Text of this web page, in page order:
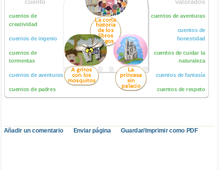
cuento
cuentos de
creatividad
cuentos de ingenio
cuentos de
tormentas
cuentos de aventuras
cuentos de padres
La corta
historia
de los
libros
largos
La
princesa
sin
palacio
A gritos
con los
mosquitos
valorados
cuentos de aventuras
cuentos de
honestidad
cuentos de cuidar la
naturaleza
cuentos de fantasía
cuentos de respeto
Añadir un comentario Enviar página Guardar/Imprimir como PDF